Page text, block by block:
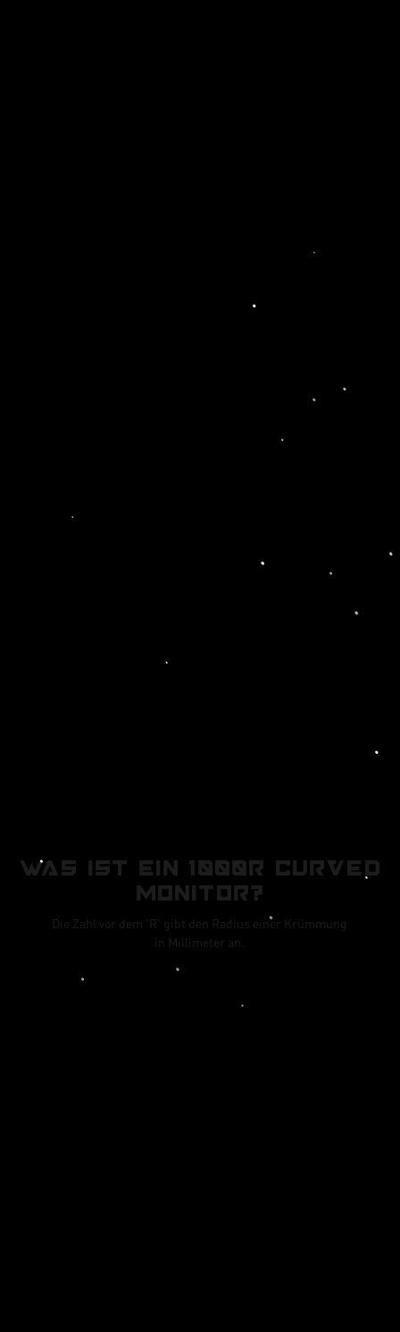
Was ist ein 1000R Curved
Monitor?
Die Zahl vor dem 'R' gibt den Radius einer Krümmung
in Millimeter an.